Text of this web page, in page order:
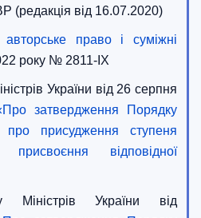
(редакція від 16.07.2020)
право і суміжні
року № 2811-IX
України від 26 серпня
затвердження Порядку
про присудження ступеня
відповідної
Міністрів України від